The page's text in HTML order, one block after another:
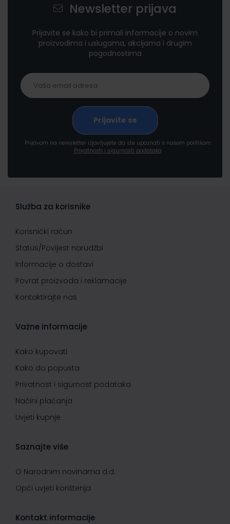
Newsletter prijava
Prijavite se kako bi primali informacije o novim
proizvodima i uslugama, akcijama i drugim
pogodnostima
Prijavom na newsletter izjavljujete da ste upoznati s našom politikom
Privatnosti i sigurnosti podataka
Služba za korisnike
Korisnički račun
Status/Povijest narudžbi
Informacije o dostavi
Povrat proizvoda i reklamacije
Kontaktirajte nas
Važne informacije
Kako kupovati
Kako do popusta
Privatnost i sigurnost podataka
Načini plaćanja
Uvjeti kupnje
Saznajte više
O Narodnim novinama d.d.
Opći uvjeti korištenja
Kontakt informacije